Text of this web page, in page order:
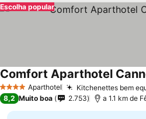
Escolha popular
4 EstrelasAparthotel Kitchenettes bem
Comfort Aparthotel
8,2 Muito boa 2.753 a 1.1 km de